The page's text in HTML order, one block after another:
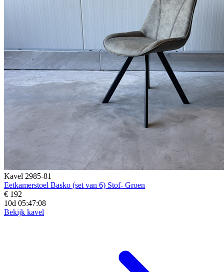
Kavel 2985-81
Eetkamerstoel Basko (set van 6) Stof- Groen
€ 192
10d 05:47:07
Bekijk kavel